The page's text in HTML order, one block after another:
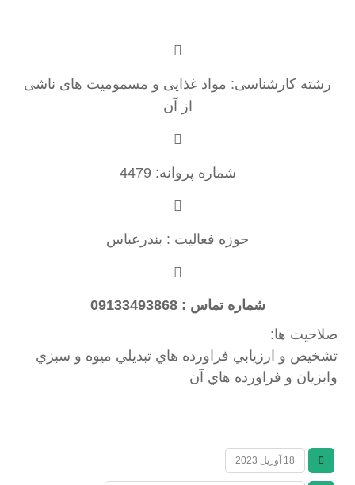
رشته کارشناسی: مواد غذایی و مسمومیت های ناشی
از آن
شماره پروانه: 4479
حوزه فعالیت : بندرعباس
شماره تماس : 09133493868
صلاحیت ها:
تشخيص و ارزيابي فراورده هاي تبديلي ميوه و سبزي
وابزيان و فراورده هاي آن
18 آوریل 2023